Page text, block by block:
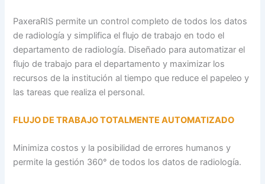
PaxeraRIS permite un control completo de todos los datos
de radiología y simplifica el flujo de trabajo en todo el
departamento de radiología. Diseñado para automatizar el
flujo de trabajo para el departamento y maximizar los
recursos de la institución al tiempo que reduce el papeleo y
las tareas que realiza el personal.
FLUJO DE TRABAJO TOTALMENTE AUTOMATIZADO
Minimiza costos y la posibilidad de errores humanos y
permite la gestión 360° de todos los datos de radiología.